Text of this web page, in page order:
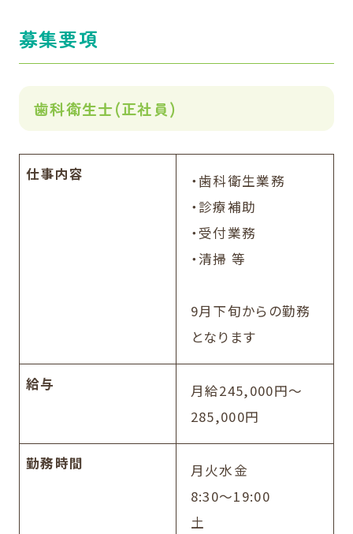
募集要項
歯科衛生士(正社員)
仕事内容
・歯科衛生業務
・診療補助
・受付業務
・清掃 等
9月下旬からの勤務
となります
給与
月給245,000円〜
285,000円
勤務時間
月火水金
8:30～19:00
土